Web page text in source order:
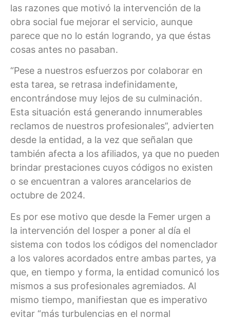
las razones que motivó la intervención de la
obra social fue mejorar el servicio, aunque
parece que no lo están logrando, ya que éstas
cosas antes no pasaban.
“Pese a nuestros esfuerzos por colaborar en
esta tarea, se retrasa indefinidamente,
encontrándose muy lejos de su culminación.
Esta situación está generando innumerables
reclamos de nuestros profesionales”, advierten
desde la entidad, a la vez que señalan que
también afecta a los afiliados, ya que no pueden
brindar prestaciones cuyos códigos no existen
o se encuentran a valores arancelarios de
octubre de 2024.
Es por ese motivo que desde la Femer urgen a
la intervención del Iosper a poner al día el
sistema con todos los códigos del nomenclador
a los valores acordados entre ambas partes, ya
que, en tiempo y forma, la entidad comunicó los
mismos a sus profesionales agremiados. Al
mismo tiempo, manifiestan que es imperativo
evitar “más turbulencias en el normal